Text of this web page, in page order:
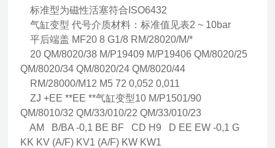
标准型为磁性活塞符合ISO6432
气缸变型 代号介质材料：标准值见表2 ~ 10bar
平后端盖 MF20 8 G1/8 RM/28020/M/*
20 QM/8020/38 M/P19409 M/P19406 QM/8020/25
QM/8020/34 QM/8020/24 QM/8020/44
RM/28000/M12 M5 72 0,052 0,011
ZJ +EE **EE **气缸变型10 M/P1501/90
QM/8010/32 QM/33/010/22 QM/33/010/23
AM B/BA -0,1 BE BF CD H9 D EE EW -0,1 G
KK KV (A/F) KV1 (A/F) KW KW1